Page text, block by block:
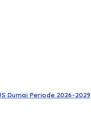
Dumai Periode 2026–2029